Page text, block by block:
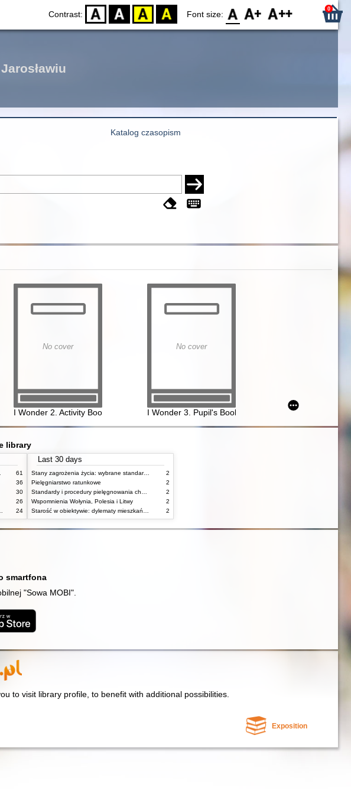
Contrast: D BW YB BY Font size: F0 F1 F2 0
Katalog czasopism
I - III szkoły podstawowej - materiały metodyczne
No cover
I Wonder 2. Activity Book
No cover
I Wonder 3. Pupil's Book
library
61
36
30
26
24
Last 30 days
Stany zagrożenia życia: wybrane standardy opieki i procedury postępowania pielęgniarskiego
2
Pielęgniarstwo ratunkowe
2
2
Wspomnienia Wołynia, Polesia i Litwy
2
2
smartfona
"Sowa MOBI".
to visit library profile, to benefit with additional possibilities.
Exposition